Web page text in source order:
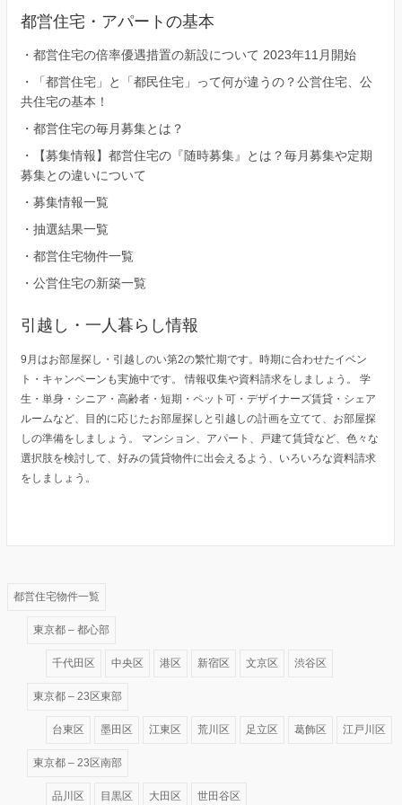
都営住宅・アパートの基本
・ 都営住宅の倍率優遇措置の新設について 2023年11月開始
・
「都営住宅」と「都民住宅」って何が違うの？公営住宅、公
共住宅の基本！
・ 都営住宅の毎月募集とは？
・
【募集情報】都営住宅の『随時募集』とは？毎月募集や定期
募集との違いについて
・ 募集情報一覧
・ 抽選結果一覧
・ 都営住宅物件一覧
・ 公営住宅の新築一覧
引越し・一人暮らし情報
9月はお部屋探し・引越しのい第2の繁忙期です。時期に合わせたイベン
ト・キャンペーンも実施中です。 情報収集や資料請求をしましょう。 学
生・単身・シニア・高齢者・短期・ペット可・デザイナーズ賃貸・シェア
ルームなど、目的に応じたお部屋探しと引越しの計画を立てて、お部屋探
しの準備をしましょう。 マンション、アパート、戸建て賃貸など、色々な
選択肢を検討して、好みの賃貸物件に出会えるよう、いろいろな資料請求
をしましょう。
都営住宅物件一覧
東京都 – 都心部
千代田区 中央区 港区 新宿区 文京区 渋谷区
東京都 – 23区東部
台東区 墨田区 江東区 荒川区 足立区 葛飾区 江戸川区
東京都 – 23区南部
品川区 目黒区 大田区 世田谷区